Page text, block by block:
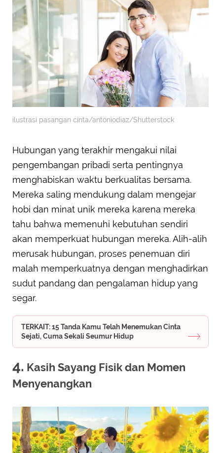
ilustrasi pasangan cinta/antoniodiaz/Shutterstock
Hubungan yang terakhir mengakui nilai
pengembangan pribadi serta pentingnya
menghabiskan waktu berkualitas bersama.
Mereka saling mendukung dalam mengejar
hobi dan minat unik mereka karena mereka
tahu bahwa memenuhi kebutuhan sendiri
akan memperkuat hubungan mereka. Alih-alih
merusak hubungan, proses penemuan diri
malah memperkuatnya dengan menghadirkan
sudut pandang dan pengalaman hidup yang
segar.
TERKAIT: 15 Tanda Kamu Telah Menemukan Cinta
Sejati, Cuma Sekali Seumur Hidup
4. Kasih Sayang Fisik dan Momen
Menyenangkan